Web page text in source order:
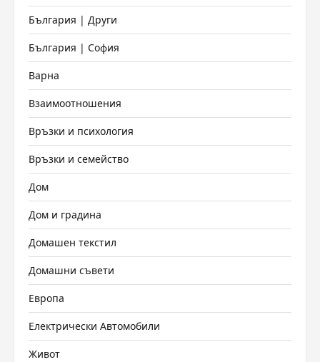
България | Други
България | София
Варна
Взаимоотношения
Връзки и психология
Връзки и семейство
Дом
Дом и градина
Домашен текстил
Домашни съвети
Европа
Електрически Автомобили
Живот